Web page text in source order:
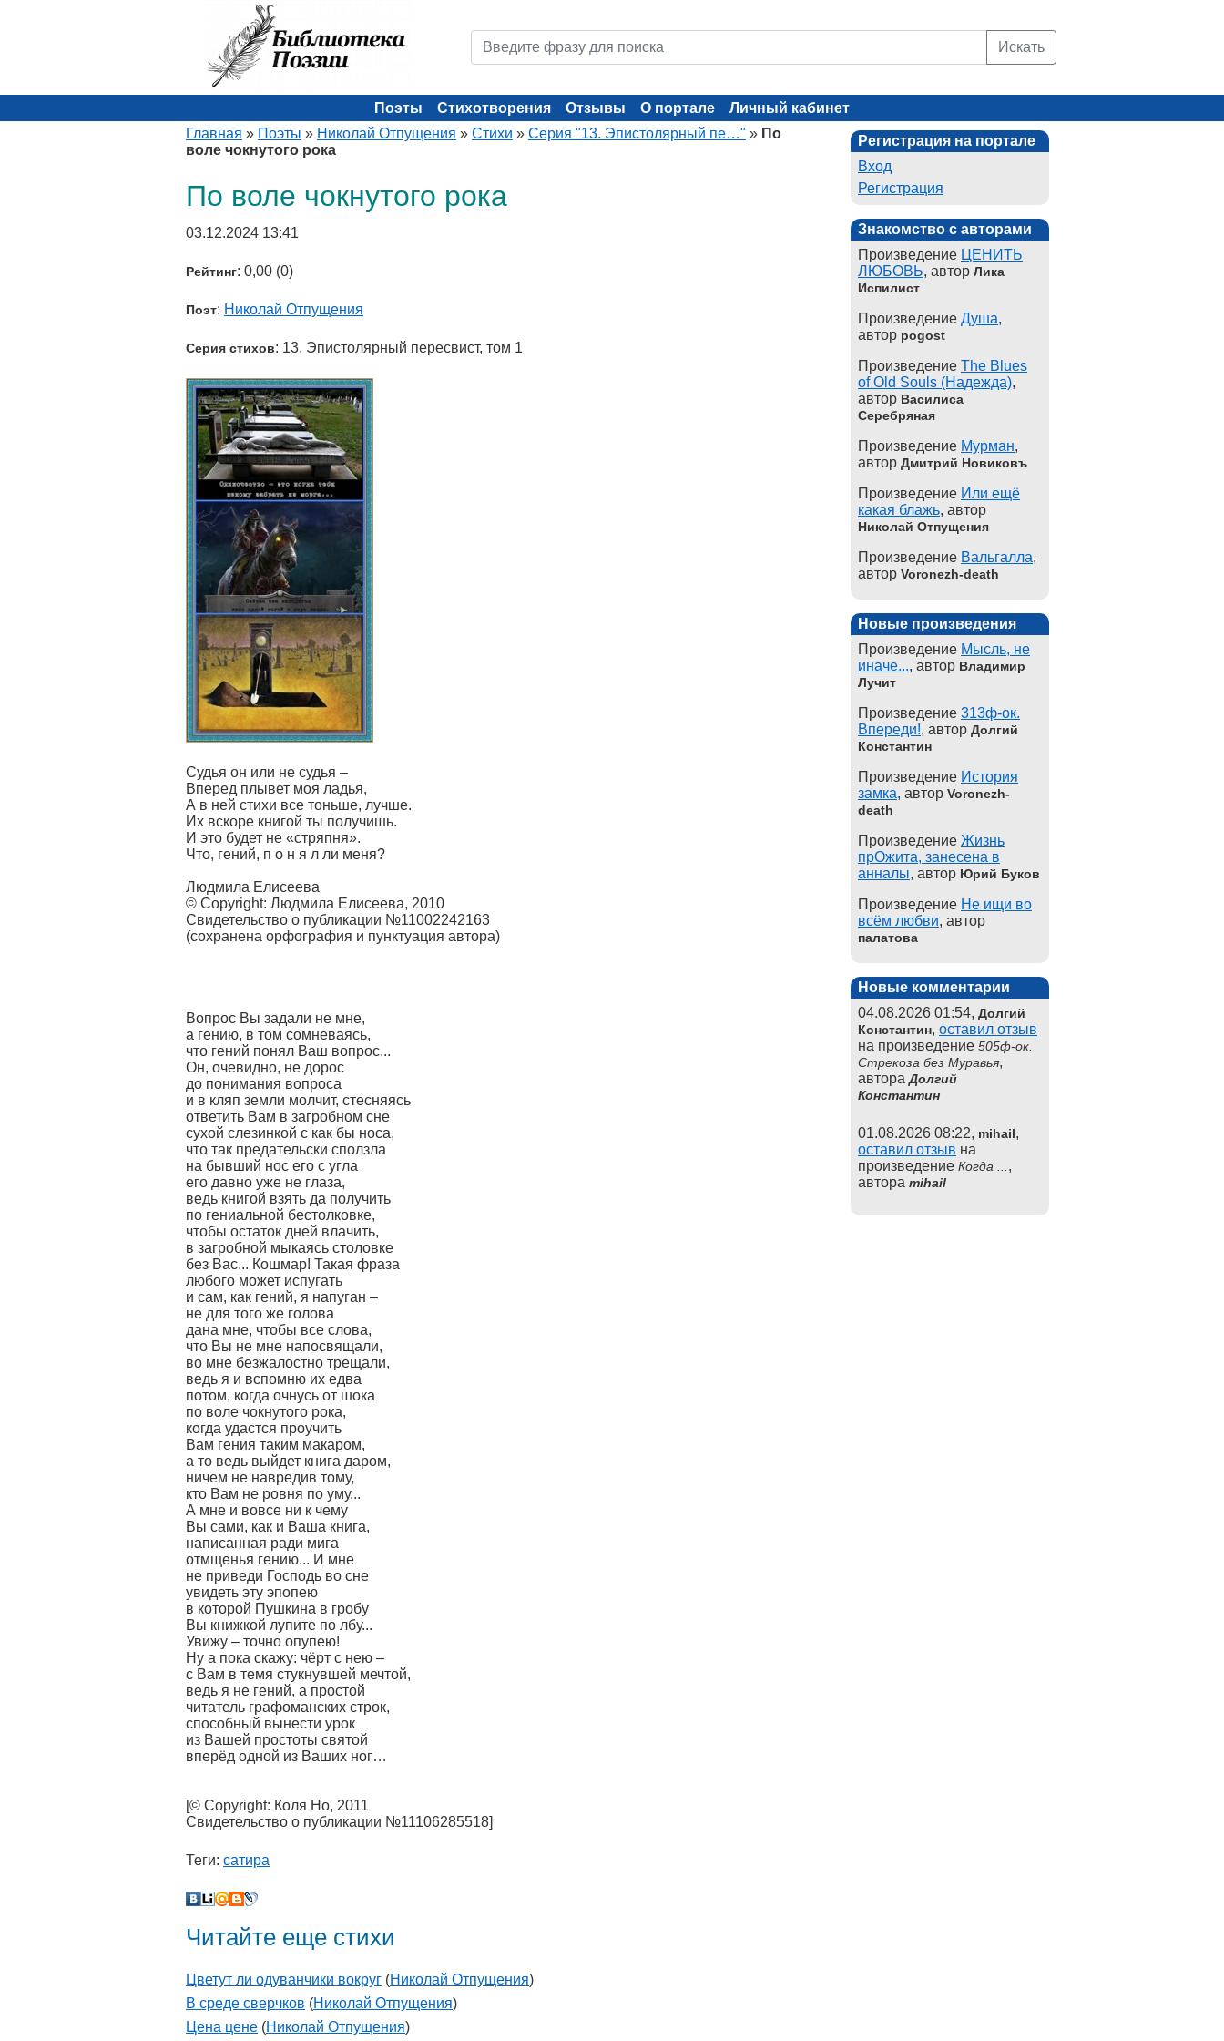
Искать
Поэты Стихотворения Отзывы О портале
Личный кабинет
Главная » Поэты » Николай Отпущения » Стихи » Серия "13. Эпистолярный пе…" » По
воле чокнутого рока
По воле чокнутого рока
03.12.2024 13:41
Рейтинг: 0,00 (0)
Поэт: Николай Отпущения
Серия стихов: 13. Эпистолярный пересвист, том 1
Судья он или не судья –
Вперед плывет моя ладья,
А в ней стихи все тоньше, лучше.
Их вскоре книгой ты получишь.
И это будет не «стряпня».
Что, гений, п о н я л ли меня?
Людмила Елисеева
© Copyright: Людмила Елисеева, 2010
Свидетельство о публикации №11002242163
(сохранена орфография и пунктуация автора)
Вопрос Вы задали не мне,
а гению, в том сомневаясь,
что гений понял Ваш вопрос...
Он, очевидно, не дорос
до понимания вопроса
и в кляп земли молчит, стесняясь
ответить Вам в загробном сне
сухой слезинкой с как бы носа,
что так предательски сползла
на бывший нос его с угла
его давно уже не глаза,
ведь книгой взять да получить
по гениальной бестолковке,
чтобы остаток дней влачить,
в загробной мыкаясь столовке
без Вас... Кошмар! Такая фраза
любого может испугать
и сам, как гений, я напуган –
не для того же голова
дана мне, чтобы все слова,
что Вы не мне напосвящали,
во мне безжалостно трещали,
ведь я и вспомню их едва
потом, когда очнусь от шока
по воле чокнутого рока,
когда удастся проучить
Вам гения таким макаром,
а то ведь выйдет книга даром,
ничем не навредив тому,
кто Вам не ровня по уму...
А мне и вовсе ни к чему
Вы сами, как и Ваша книга,
написанная ради мига
отмщенья гению... И мне
не приведи Господь во сне
увидеть эту эпопею
в которой Пушкина в гробу
Вы книжкой лупите по лбу...
Увижу – точно опупею!
Ну а пока скажу: чёрт с нею –
с Вам в темя стукнувшей мечтой,
ведь я не гений, а простой
читатель графоманских строк,
способный вынести урок
из Вашей простоты святой
вперёд одной из Ваших ног…
[© Copyright: Коля Но, 2011
Свидетельство о публикации №11106285518]
Теги: сатира
Читайте еще стихи
Цветут ли одуванчики вокруг (Николай Отпущения)
В среде сверчков (Николай Отпущения)
Цена цене (Николай Отпущения)
Регистрация на портале
Вход
Регистрация
Знакомство с авторами
Произведение ЦЕНИТЬ
ЛЮБОВЬ, автор Лика
Испилист
Произведение Душа,
автор pogost
Произведение The Blues
of Old Souls (Надежда),
автор Василиса
Серебряная
Произведение Мурман,
автор Дмитрий Новиковъ
Произведение Или ещё
какая блажь, автор
Николай Отпущения
Произведение Вальгалла,
автор Voronezh-death
Новые произведения
Произведение Мысль, не
иначе..., автор Владимир
Лучит
Произведение 313ф-ок.
Впереди!, автор Долгий
Константин
Произведение История
замка, автор Voronezh-
death
Произведение Жизнь
прОжита, занесена в
анналы, автор Юрий Буков
Произведение Не ищи во
всём любви, автор
палатова
Новые комментарии
04.08.2026 01:54, Долгий
Константин, оставил отзыв
на произведение 505ф-ок.
Стрекоза без Муравья,
автораДолгий
Константин
01.08.2026 08:22, mihail,
оставил отзыв на
произведение Когда ... ,
автора mihail